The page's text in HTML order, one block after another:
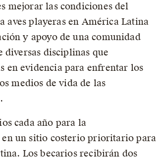
mejorar las condiciones del
playeras en América Latina
y apoyo de una comunidad
diversas disciplinas que
en evidencia para enfrentar los
medios de vida de las
cada año para la
un sitio costerio prioritario para
Los becarios recibirán dos